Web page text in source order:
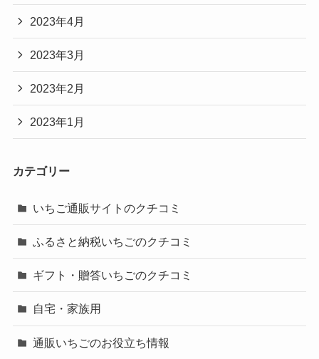
2023年4月
2023年3月
2023年2月
2023年1月
カテゴリー
いちご通販サイトのクチコミ
ふるさと納税いちごのクチコミ
ギフト・贈答いちごのクチコミ
自宅・家族用
通販いちごのお役立ち情報